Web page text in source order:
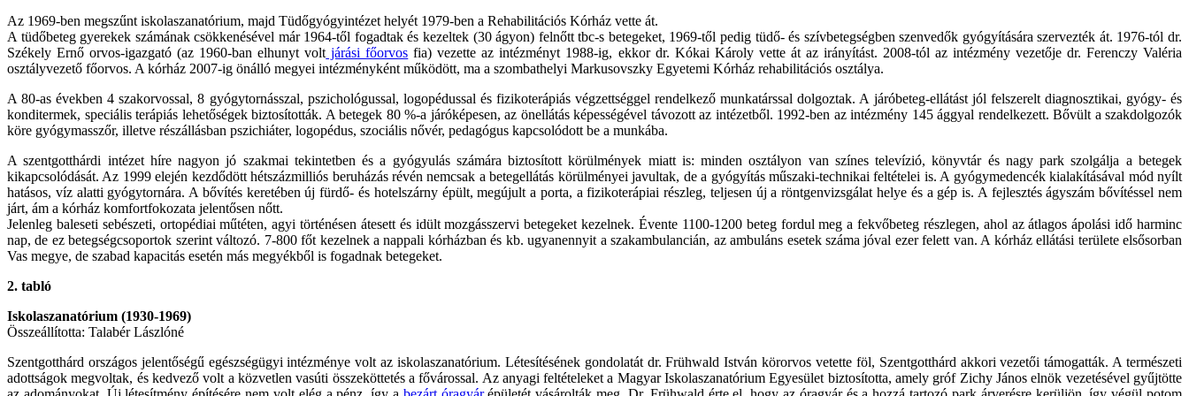
Az 1969-ben megszűnt iskolaszanatórium, majd Tüdőgyógyintézet helyét 1979-ben a Rehabilitációs Kórház vette át.
A tüdőbeteg gyerekek számának csökkenésével már 1964-től fogadtak és kezeltek (30 ágyon) felnőtt tbc-s betegeket, 1969-től pedig tüdő- és szívbetegségben szenvedők gyógyítására szervezték át. 1976-tól dr.
Székely Ernő orvos-igazgató (az 1960-ban elhunyt volt járási főorvos fia) vezette az intézményt 1988-ig, ekkor dr. Kókai Károly vette át az irányítást. 2008-tól az intézmény vezetője dr. Ferenczy Valéria
osztályvezető főorvos. A kórház 2007-ig önálló megyei intézményként működött, ma a szombathelyi Markusovszky Egyetemi Kórház rehabilitációs osztálya.
A 80-as években 4 szakorvossal, 8 gyógytornásszal, pszichológussal, logopédussal és fizikoterápiás végzettséggel rendelkező munkatárssal dolgoztak. A járóbeteg-ellátást jól felszerelt diagnosztikai, gyógy- és
konditermek, speciális terápiás lehetőségek biztosították. A betegek 80 %-a járóképesen, az önellátás képességével távozott az intézetből. 1992-ben az intézmény 145 ággyal rendelkezett. Bővült a szakdolgozók
köre gyógymasszőr, illetve részállásban pszichiáter, logopédus, szociális nővér, pedagógus kapcsolódott be a munkába.
A szentgotthárdi intézet híre nagyon jó szakmai tekintetben és a gyógyulás számára biztosított körülmények miatt is: minden osztályon van színes televízió, könyvtár és nagy park szolgálja a betegek
kikapcsolódását. Az 1999 elején kezdődött hétszázmilliós beruházás révén nemcsak a betegellátás körülményei javultak, de a gyógyítás műszaki-technikai feltételei is. A gyógymedencék kialakításával mód nyílt
hatásos, víz alatti gyógytornára. A bővítés keretében új fürdő- és hotelszárny épült, megújult a porta, a fizikoterápiai részleg, teljesen új a röntgenvizsgálat helye és a gép is. A fejlesztés ágyszám bővítéssel nem
járt, ám a kórház komfortfokozata jelentősen nőtt.
Jelenleg baleseti sebészeti, ortopédiai műtéten, agyi történésen átesett és idült mozgásszervi betegeket kezelnek. Évente 1100-1200 beteg fordul meg a fekvőbeteg részlegen, ahol az átlagos ápolási idő harminc
nap, de ez betegségcsoportok szerint változó. 7-800 főt kezelnek a nappali kórházban és kb. ugyanennyit a szakambulancián, az ambuláns esetek száma jóval ezer felett van. A kórház ellátási területe elsősorban
Vas megye, de szabad kapacitás esetén más megyékből is fogadnak betegeket.
2. tabló
Iskolaszanatórium (1930-1969)
Összeállította: Talabér Lászlóné
Szentgotthárd országos jelentőségű egészségügyi intézménye volt az iskolaszanatórium. Létesítésének gondolatát dr. Frühwald István körorvos vetette föl, Szentgotthárd akkori vezetői támogatták. A természeti
adottságok megvoltak, és kedvező volt a közvetlen vasúti összeköttetés a fővárossal. Az anyagi feltételeket a Magyar Iskolaszanatórium Egyesület biztosította, amely gróf Zichy János elnök vezetésével gyűjtötte